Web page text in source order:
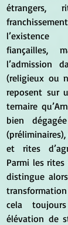
fiançailles,
l’admission
(religieux ou
reposent sur
ternaire
bien
et rites
Parmi les
distingue
cela
élévation de